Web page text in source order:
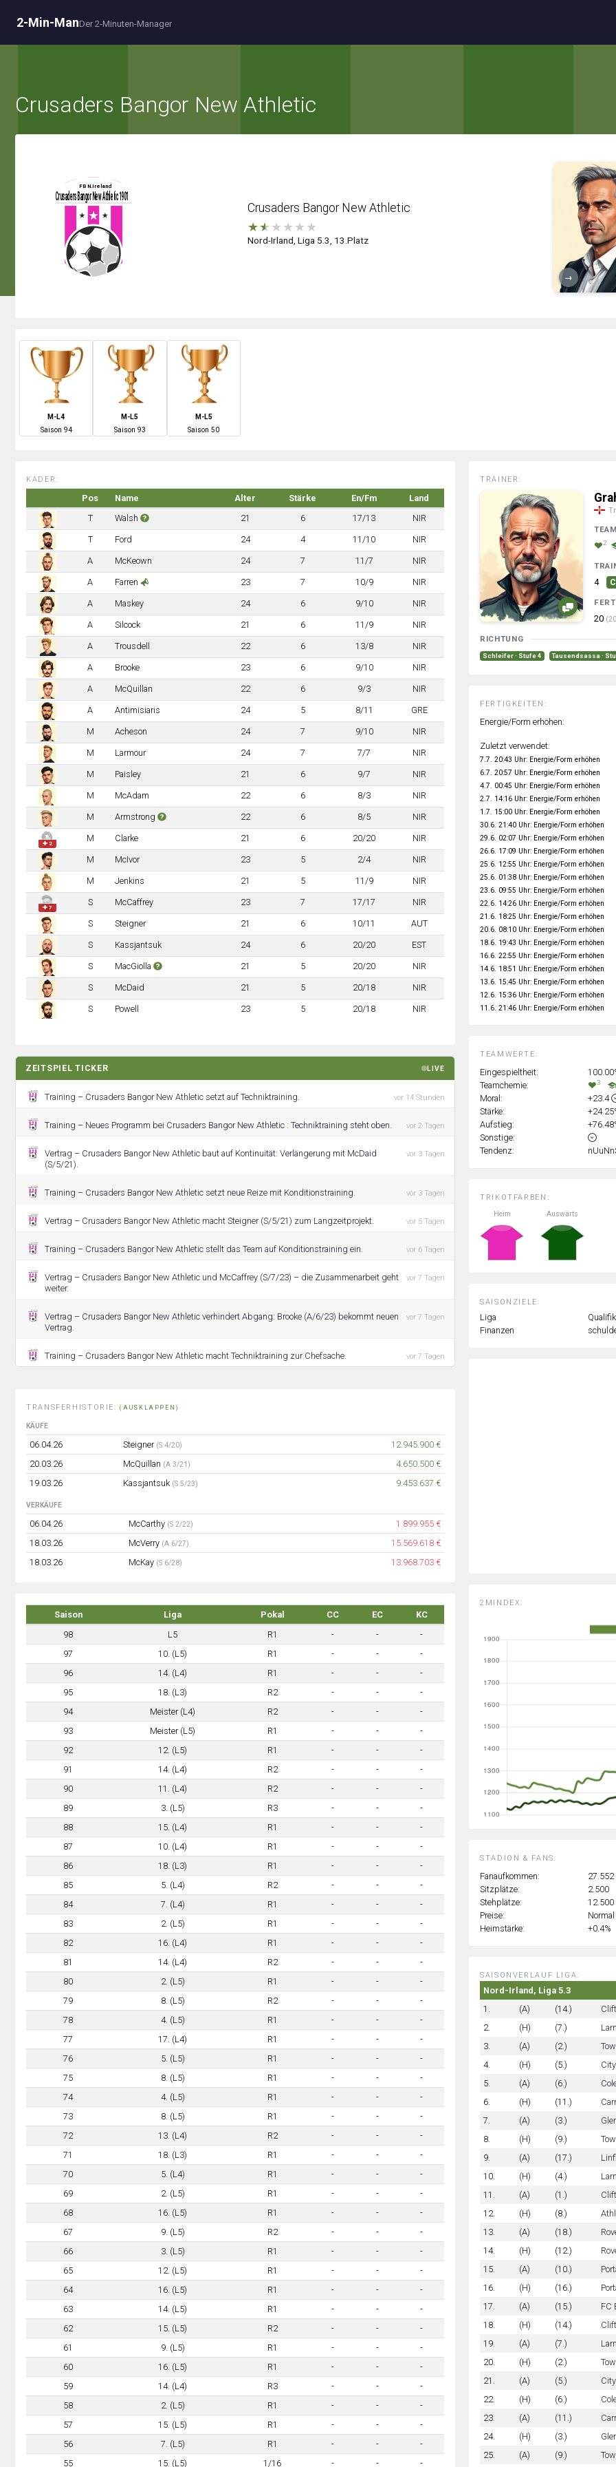
2-Min-ManDer 2-Minuten-Manager
Crusaders Bangor New Athletic
Crusaders Bangor New Athletic
★★ ★ ★ ★ ★
Nord-Irland, Liga 5.3, 13.Platz
→
M-L4
Saison 94
M-L5
Saison 93
M-L5
Saison50
KADER:
Pos Name Alter Stärke En/Fm
Land
T
Walsh 21 6 17/13 NIR
T Ford 24 4 11/10 NIR
A McKeown 24 7 11/7 NIR
A Farren 23 7 10/9 NIR
A Maskey 24 6 9/10 NIR
A Silcock 21 6 11/9 NIR
A Trousdell 22 6 13/8 NIR
A Brooke 23 6 9/10 NIR
A McQuillan 22 6 9/3 NIR
A Antimisiaris 24 5 8/11 GRE
M Acheson 24 7 9/10 NIR
M Larmour 24 7 7/7 NIR
M Paisley 21 6 9/7 NIR
M McAdam 22 6 8/3 NIR
M Armstrong 22 6 8/5 NIR
✚ 2
M Clarke 21 6 20/20 NIR
M McIvor 23 5 2/4 NIR
M Jenkins 21 5 11/9 NIR
✚ 7
S McCaffrey 23 7 17/17 NIR
S Steigner 21 6 10/11 AUT
S Kassjantsuk 24 6 20/20 EST
S MacGiolla 21 5 20/20 NIR
S McDaid 21 5 20/18 NIR
S Powell 23 5 20/18 NIR
ZEITSPIEL TICKER LIVE
Training – Crusaders Bangor New Athletic setzt auf Techniktraining. vor 14 Stunden
Training – Neues Programm bei Crusaders Bangor New Athletic : Techniktraining steht oben. vor 2 Tagen
Vertrag – Crusaders Bangor New Athletic baut auf Kontinuität: Verlängerung mit McDaid
(S/5/21).
vor 3 Tagen
Training – Crusaders Bangor New Athletic setzt neue Reize mit Konditionstraining. vor 3 Tagen
Vertrag – Crusaders Bangor New Athletic macht Steigner (S/5/21) zum Langzeitprojekt. vor 5 Tagen
Training – Crusaders Bangor New Athletic stellt das Team auf Konditionstraining ein. vor 6 Tagen
Vertrag – Crusaders Bangor New Athletic und McCaffrey (S/7/23) – die Zusammenarbeit geht
weiter.
vor 7 Tagen
Vertrag – Crusaders Bangor New Athletic verhindert Abgang: Brooke (A/6/23) bekommt neuen
Vertrag.
vor 7 Tagen
Training – Crusaders Bangor New Athletic macht Techniktraining zur Chefsache. vor 7 Tagen
TRANSFERHISTORIE:(AUSKLAPPEN)
KÄUFE
06.04.26 Steigner (S 4/20)
12.945.900 €
20.03.26
McQuillan (A 3/21)
4.650.500 €
19.03.26
Kassjantsuk (S 5/23) 9.453.637 €
VERKÄUFE
06.04.26 McCarthy (S 2/22)
1.899.955 €
18.03.26
McVerry (A 6/27)
15.569.618 €
18.03.26
McKay (S 6/28) 13.968.703 €
Saison Liga Pokal CC EC
KC
98
L5 R1 - -
-
97
10. (L5) R1 - -
-
96
14. (L4) R1 - -
-
95
18. (L3) R2 - -
-
94
Meister (L4) R2 - -
-
93
Meister (L5) R1 - -
-
92
12. (L5) R1 - -
-
91
14. (L4) R2 - -
-
90
11. (L4) R2 - -
-
89
3. (L5) R3 - -
-
88
15. (L4) R1 - -
-
87
10. (L4) R1 - -
-
86
18. (L3) R1 - -
-
85
5. (L4) R2 - -
-
84
7. (L4) R1 - -
-
83
2. (L5) R1 - -
-
82
16. (L4) R1 - -
-
81
14. (L4) R2 - -
-
80
2. (L5) R1 - -
-
79
8. (L5) R2 - -
-
78
4. (L5) R1 - -
-
77
17. (L4) R1 - -
-
76
5. (L5) R1 - -
-
75
8. (L5) R1 - -
-
74
4. (L5) R1 - -
-
73
8. (L5) R1 - -
-
72
13. (L4) R2 - -
-
71
18. (L3) R1 - -
-
70
5. (L4) R1 - -
-
69
2. (L5) R1 - -
-
68
16. (L5) R1 - -
-
67
9. (L5) R2 - -
-
66
3. (L5) R1 - -
-
65
12. (L5) R1 - -
-
64
16. (L5) R1 - -
-
63
14. (L5) R1 - -
-
62
15. (L5) R2 - -
-
61
9. (L5) R1 - -
-
60
16. (L5) R1 - -
-
59
14. (L4) R3 - -
-
58
2. (L5) R1 - -
-
57
15. (L5) R1 - -
-
56
7. (L5) R1 - -
-
55
15. (L5) 1/16 - - -
TRIKOTFARBEN:
Heim
Auswärts
SAISONZIELE:
Liga
Finanzen
2MINDEX:
TEAMWERTE:
Eingespieltheit:
Teamchemie:
3
Moral:
+23.4
Stärke:
Aufstieg:
Sonstige:
Tendenz:
TRAINER:
2
4
20
RICHTUNG
Schleifer · Stufe 4 Tausendsassa ·
FERTIGKEITEN:
Energie/Form erhöhen:
Zuletzt verwendet:
7.7. 20:43 Uhr: Energie/Form erhöhen
6.7. 20:57 Uhr: Energie/Form erhöhen
4.7. 00:45 Uhr: Energie/Form erhöhen
2.7. 14:16 Uhr: Energie/Form erhöhen
1.7. 15:00 Uhr: Energie/Form erhöhen
30.6. 21:40 Uhr: Energie/Form erhöhen
29.6. 02:07 Uhr: Energie/Form erhöhen
26.6. 17:09 Uhr: Energie/Form erhöhen
25.6. 12:55 Uhr: Energie/Form erhöhen
25.6. 01:38 Uhr: Energie/Form erhöhen
23.6. 09:55 Uhr: Energie/Form erhöhen
22.6. 14:26 Uhr: Energie/Form erhöhen
21.6. 18:25 Uhr: Energie/Form erhöhen
20.6. 08:10 Uhr: Energie/Form erhöhen
18.6. 19:43 Uhr: Energie/Form erhöhen
16.6. 22:55 Uhr: Energie/Form erhöhen
14.6. 18:51 Uhr: Energie/Form erhöhen
13.6. 15:45 Uhr: Energie/Form erhöhen
12.6. 15:36 Uhr: Energie/Form erhöhen
11.6. 21:46 Uhr: Energie/Form erhöhen
STADION & FANS:
Fanaufkommen:
27.552
Sitzplätze:
2.500
Stehplätze:
12.500
Preise:
Normal
Heimstärke:
+0.4%
SAISONVERLAUF LIGA:
Nord-Irland, Liga 5.3
1.
(A) (14.)
2.
(H) (7.)
3.
(A) (2.)
4.
(H) (5.)
5.
(A) (6.)
6.
(H) (11.)
7.
(A) (3.)
8.
(H) (9.)
9.
(A) (17.)
10.
(H) (4.)
11.
(A) (1.)
12.
(H) (8.)
13.
(A) (18.)
14.
(H) (12.)
15.
(A) (10.)
16.
(H) (16.)
17.
(A) (15.) FC
18.
(H) (14.)
19.
(A) (7.)
20.
(H) (2.)
21.
(A) (5.)
22.
(H) (6.)
23.
(A) (11.)
24.
(H) (3.)
25.
(A) (9.)